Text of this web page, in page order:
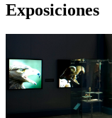
Exposiciones